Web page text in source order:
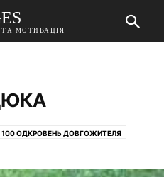
МОТИВАЦІЯ
100 ОДКРОВЕНЬ ДОВГОЖИТЕЛЯ
КІРИ РІЗНЕ СІМЯ І ДІТИ